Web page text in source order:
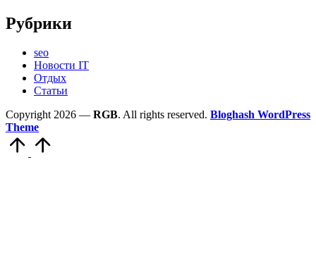
Рубрики
seo
Новости IT
Отдых
Статьи
Copyright 2026 — RGB. All rights reserved. Bloghash WordPress
Theme